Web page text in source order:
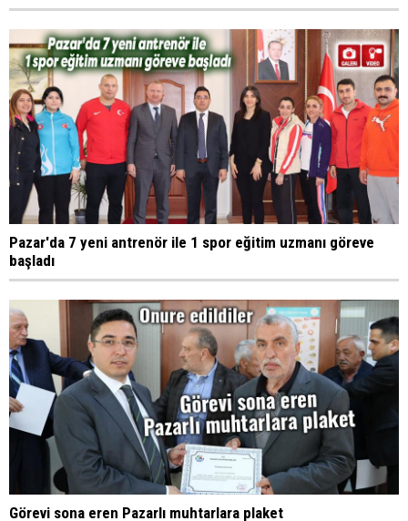
Pazar'da 7 yeni antrenör ile 1 spor eğitim uzmanı göreve
başladı
Görevi sona eren Pazarlı muhtarlara plaket